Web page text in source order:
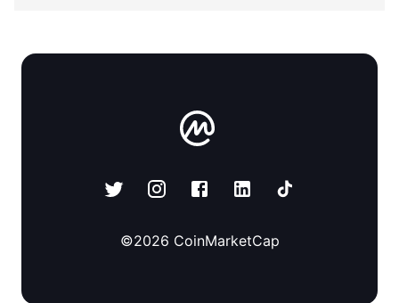
©2026 CoinMarketCap